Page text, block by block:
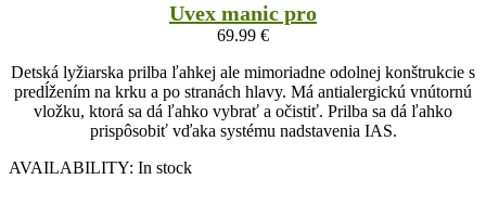
Uvex manic pro
69.99 €
Detská lyžiarska prilba ľahkej ale mimoriadne odolnej konštrukcie s
predĺžením na krku a po stranách hlavy. Má antialergickú vnútornú
vložku, ktorá sa dá ľahko vybrať a očistiť. Prilba sa dá ľahko
prispôsobiť vďaka systému nadstavenia IAS.
AVAILABILITY: In stock